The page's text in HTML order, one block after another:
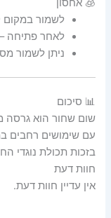
🧊 אחסון
לשמור במקום
לאחר פתיחה
ניתן לשמור
📊 סיכום
שום שחור הוא גרסה
עם שימושים רחבים
בזכות תכולת נוגדי
חוות דעת
אין עדיין חוות דעת.